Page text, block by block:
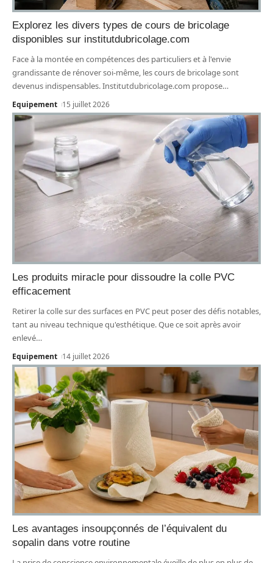
Explorez les divers types de cours de bricolage
disponibles sur institutdubricolage.com
Face à la montée en compétences des particuliers et à l'envie
grandissante de rénover soi-même, les cours de bricolage sont
devenus indispensables. Institutdubricolage.com propose…
Equipement 15 juillet 2026
Les produits miracle pour dissoudre la colle PVC
efficacement
Retirer la colle sur des surfaces en PVC peut poser des défis notables,
tant au niveau technique qu'esthétique. Que ce soit après avoir
enlevé…
Equipement 14 juillet 2026
Les avantages insoupçonnés de l’équivalent du
sopalin dans votre routine